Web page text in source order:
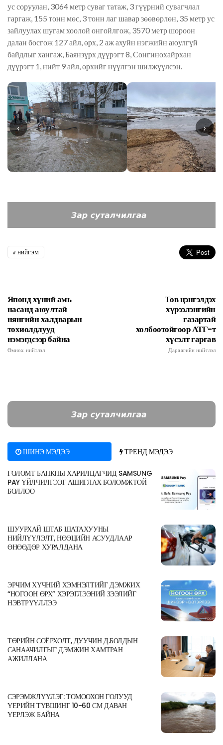
ус соруулан, 3064 метр суваг татаж, 3 гүүрний сувагчлал
гаргаж, 155 тонн мөс, 3 тонн лаг шавар зөөвөрлөн, 35 метр ус
зайлуулах шугам хоолой онгойлгож, 3570 метр шороон
далан босгож 127 айл, өрх, 2 аж ахуйн нэгжийн аюулгүй
байдлыг хангаж, Баянзүрх дүүрэгт 8, Сонгинохайрхан
дүүрэгт 1, нийт 9 айл, өрхийг нүүлгэн шилжүүлсэн.
‹ ›
НИЙГЭМ
Японд хүний амь
насанд аюултай
нянгийн халдварын
тохиолдлууд
нэмэгдсээр байна
Өмнөх нийтлэл
Төв цэнгэлдэх
хүрээлэнгийн
газартай
холбоотойгоор АТГ-т
хүсэлт гаргав
Дараагийн нийтлэл
ШИНЭ МЭДЭЭ ТРЕНД МЭДЭЭ
ГОЛОМТ БАНКНЫ ХАРИЛЦАГЧИД SAMSUNG
PAY ҮЙЛЧИЛГЭЭГ АШИГЛАХ БОЛОМЖТОЙ
БОЛЛОО
ШУУРХАЙ ШТАБ ШАТАХУУНЫ
НИЙЛҮҮЛЭЛТ, НӨӨЦИЙН АСУУДЛААР
ӨНӨӨДӨР ХУРАЛДАНА
ЭРЧИМ ХҮЧНИЙ ХЭМНЭЛТИЙГ ДЭМЖИХ
“НОГООН ӨРХ” ХЭРЭГЛЭЭНИЙ ЗЭЭЛИЙГ
НЭВТРҮҮЛЛЭЭ
ТӨРИЙН СОЁРХОЛТ, ДУУЧИН Д.БОЛДЫН
САНААЧИЛГЫГ ДЭМЖИН ХАМТРАН
АЖИЛЛАНА
СЭРЭМЖЛҮҮЛЭГ: ТОМООХОН ГОЛУУД
ҮЕРИЙН ТҮВШИНГ 10-60 СМ ДАВАН
ҮЕРЛЭЖ БАЙНА